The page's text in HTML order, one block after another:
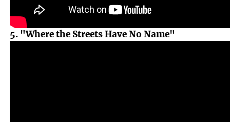
5. "Where the Streets Have No Name"